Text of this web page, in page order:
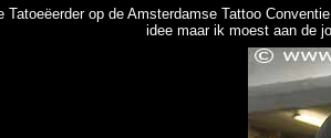
Tatoeëerder op de Amsterdamse Tattoo
idee maar ik moest aan de